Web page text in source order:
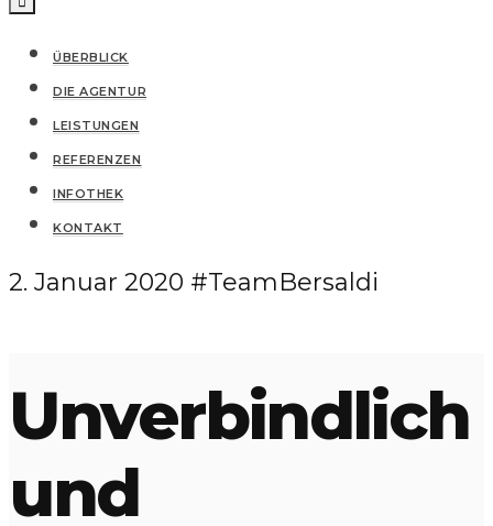
ÜBERBLICK
DIE AGENTUR
LEISTUNGEN
REFERENZEN
IN­FO­THEK
KONTAKT
2. Januar 2020 #TeamBersaldi
Unverbindlich
und